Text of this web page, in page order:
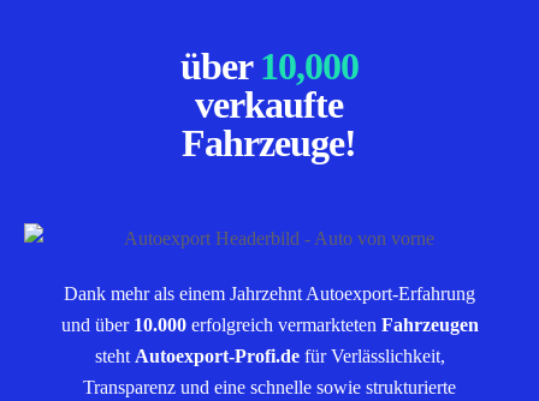
über10,000
verkaufte
Fahrzeuge!
Dank mehr als einem Jahrzehnt Autoexport-Erfahrung
und über 10.000erfolgreich vermarkteten Fahrzeugen
steht Autoexport-Profi.defür Verlässlichkeit,
Transparenz und eine schnelle sowie strukturierte